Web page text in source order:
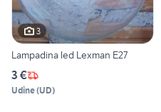
3
Lampadina led Lexman E27
3 €
Udine(UD)